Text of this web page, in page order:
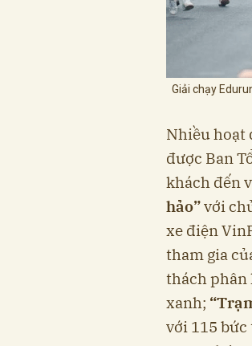
Giải chạy
Nhiều hoạt
được Ban
khách đến
hảo”với
xe điện
tham gia
thách phân
xanh;
với 115